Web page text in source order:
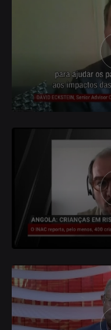
518245